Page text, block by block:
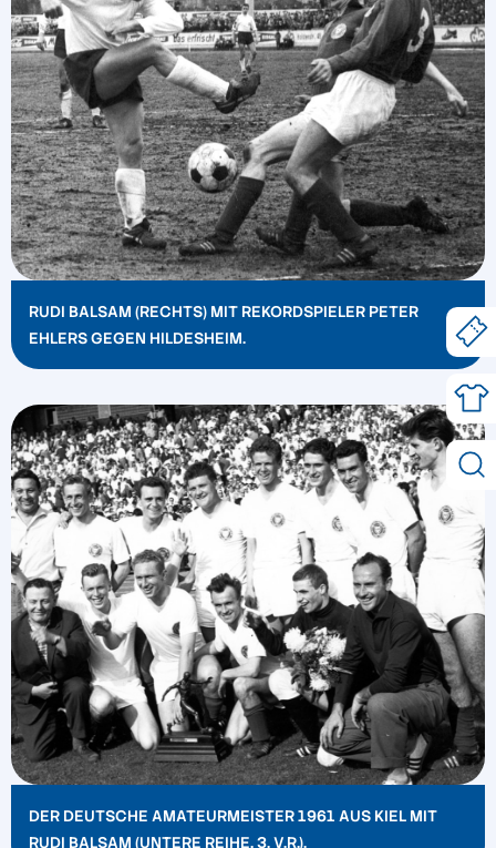
RUDI BALSAM (RECHTS) MIT REKORDSPIELER PETER
EHLERS GEGEN HILDESHEIM.
DER DEUTSCHE AMATEURMEISTER 1961 AUS KIEL MIT
RUDI BALSAM (UNTERE REIHE, 3. V.R.).